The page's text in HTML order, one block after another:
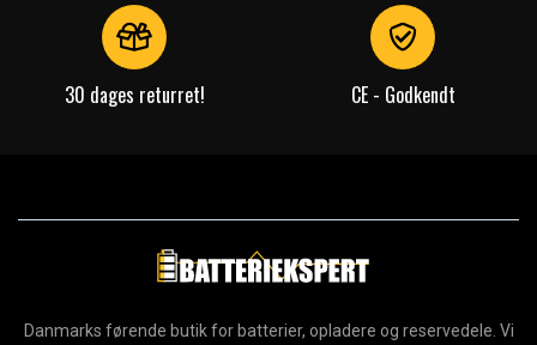
30 dages returret! CE - Godkendt
Danmarks førende butik for batterier, opladere og reservedele. Vi